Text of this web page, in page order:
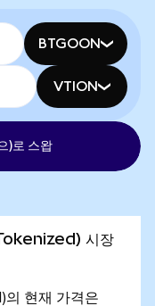
BTGOON
VTION
)로 스왑
시장
현재 가격은